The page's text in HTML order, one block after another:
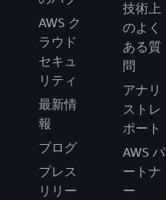
AWS ク
ラウド
セキュ
リティ
最新情
報
ブログ
プレス
リリー
技術上
のよく
ある質
問
アナリ
ストレ
ポート
AWS パ
ートナ
ー